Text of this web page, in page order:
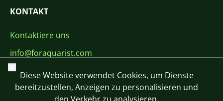
KONTAKT
Kontaktiere uns
info@foraquarist.com
+420 603 449 602
Schließen
Diese Website verwendet Cookies, um Dienste
bereitzustellen, Anzeigen zu personalisieren und